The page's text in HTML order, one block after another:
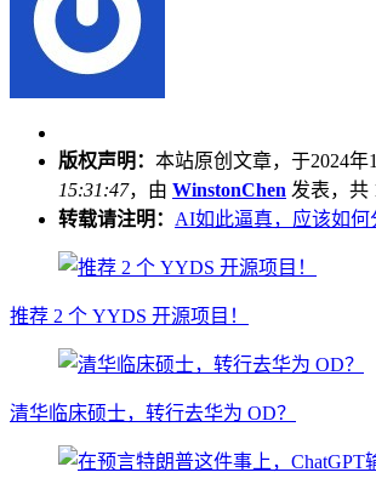
版权声明： 本站原创文章，于2024年
15:31:47，由 WinstonChen 发表，共
转载请注明： AI如此逼真，应该如何
推荐 2 个 YYDS 开源项目！
清华临床硕士，转行去华为 OD？